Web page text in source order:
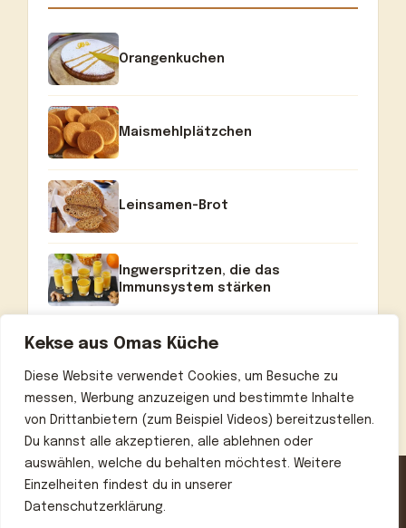
Kekse aus Omas Küche
Diese Website verwendet Cookies, um Besuche zu
messen, Werbung anzuzeigen und bestimmte Inhalte
von Drittanbietern (zum Beispiel Videos) bereitzustellen.
Du kannst alle akzeptieren, alle ablehnen oder
auswählen, welche du behalten möchtest. Weitere
Einzelheiten findest du in unserer
Datenschutzerklärung.
Orangenkuchen
Maismehlplätzchen
Leinsamen-Brot
Ingwerspritzen, die das
Immunsystem stärken